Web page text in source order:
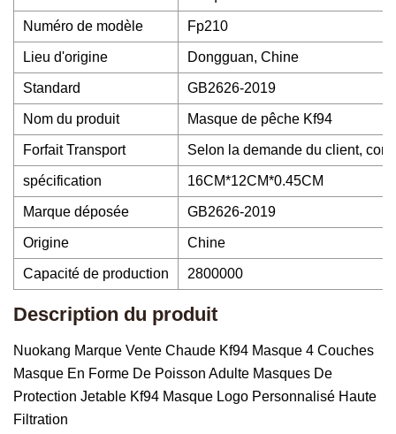
Numéro de modèle Fp210
Lieu d'origine Dongguan, Chine
Standard GB2626-2019
Nom du produit Masque de pêche Kf94
Forfait Transport Selon la demande du client,
spécification 16CM*12CM*0.45CM
Marque déposée GB2626-2019
Origine Chine
Capacité de production 2800000
Description du produit
Nuokang Marque Vente Chaude Kf94 Masque 4 Couches
Masque En Forme De Poisson Adulte Masques De
Protection Jetable Kf94 Masque Logo Personnalisé Haute
Filtration